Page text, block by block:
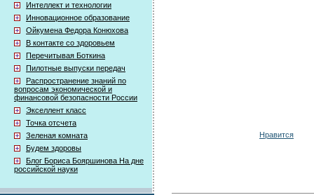
Интеллект и технологии
Инновационное образование
Ойкумена Федора Конюхова
В контакте со здоровьем
Перечитывая Боткина
Пилотные выпуски передач
Распространение знаний по
вопросам экономической и
финансовой безопасности России
Экселлент класс
Точка отсчета
Зеленая комната
Будем здоровы
Блог Бориса Бояршинова На дне
российской науки
Нравится